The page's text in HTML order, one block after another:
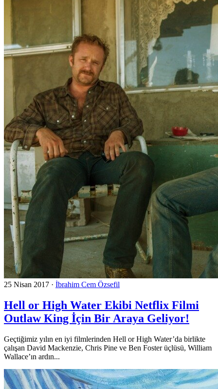
25 Nisan 2017 · İbrahim Cem Özsefil
Hell or High Water Ekibi Netflix Filmi
Outlaw King İçin Bir Araya Geliyor!
Geçtiğimiz yılın en iyi filmlerinden Hell or High Water’da birlikte
çalışan David Mackenzie, Chris Pine ve Ben Foster üçlüsü, William
Wallace’ın ardın...